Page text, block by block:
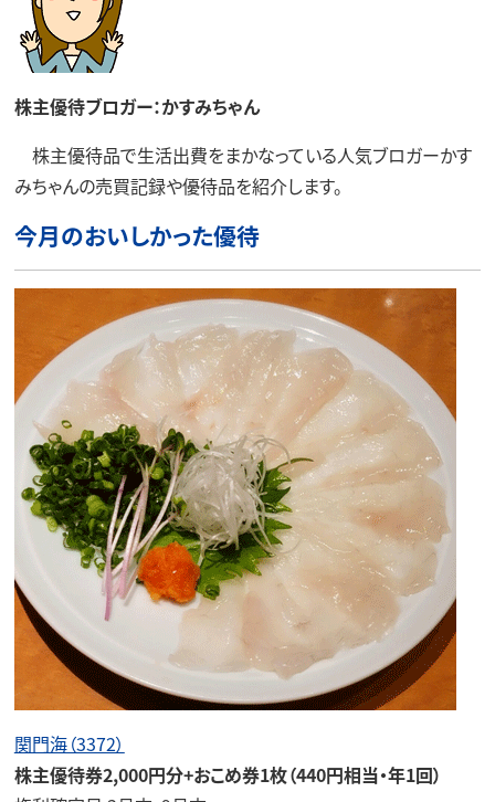
株主優待ブロガー：かすみちゃん
株主優待品で生活出費をまかなっている人気ブロガーかす
みちゃんの売買記録や優待品を紹介します。
今月のおいしかった優待
関門海（3372）
株主優待券2,000円分+おこめ券1枚（440円相当・年1回）